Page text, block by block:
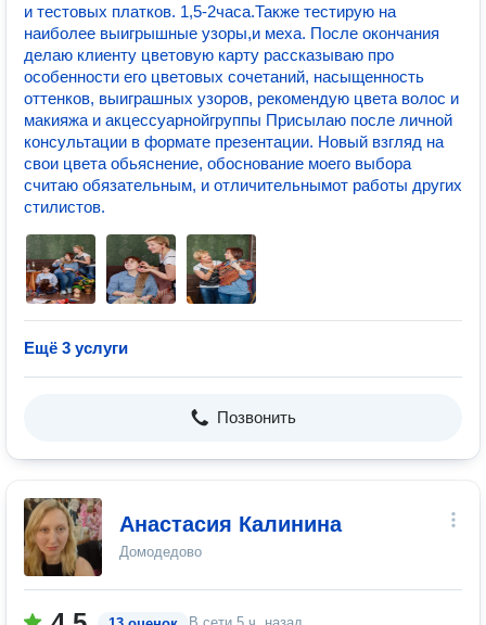
и тестовых платков. 1,5-2часа.Также тестирую на
наиболее выигрышные узоры,и меха. После окончания
делаю клиенту цветовую карту рассказываю про
особенности его цветовых сочетаний, насыщенность
оттенков, выиграшных узоров, рекомендую цвета волос и
макияжа и акцессуарнойгруппы Присылаю после личной
консультации в формате презентации. Новый взгляд на
свои цвета обьяснение, обоснование моего выбора
считаю обязательным, и отличительнымот работы других
стилистов.
Ещё 3 услуги
Позвонить
Анастасия Калинина
Домодедово